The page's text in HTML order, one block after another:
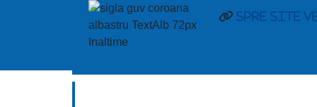
spre site